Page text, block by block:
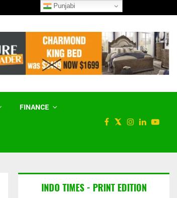
‘ਸਿਹਤਮੰਦ ਤੇ ਨਸ਼ਾ-ਮੁਕਤ ਪੰਜਾਬ’ :
FINANCE
INDO TIMES - PRINT EDITION
Punjabi